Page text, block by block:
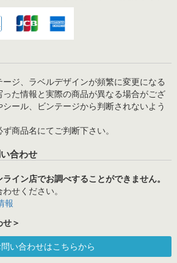
ジ、ラベルデザインが頻繁に変更になる
った情報と実際の商品が異なる場合がござ
ール、ビンテージから判断されないよう
商品名にてご判断下さい。
合わせ
イン店でお調べすることができません。
せください。
報
＞
い合わせはこちらから